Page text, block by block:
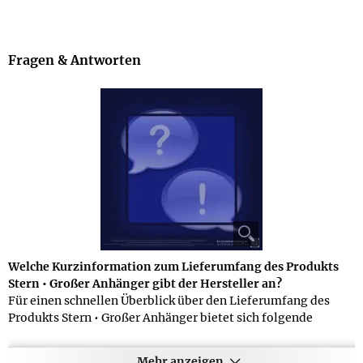
Fragen & Antworten
Welche Kurzinformation zum Lieferumfang des Produkts
Stern • Großer Anhänger gibt der Hersteller an?
Für einen schnellen Überblick über den Lieferumfang des
Produkts Stern • Großer Anhänger bietet sich folgende
weitere Details interessieren, können Sie im oberen Bereich